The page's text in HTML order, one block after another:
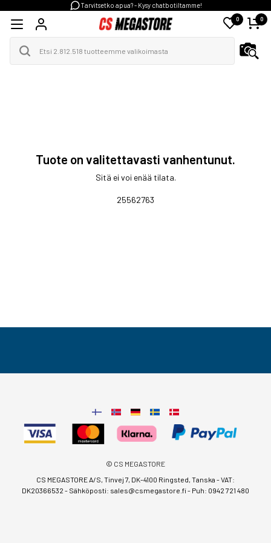
Tarvitsetko apua? - Kysy chatbotiltamme!
0 0
Tuote on valitettavasti vanhentunut.
Sitä ei voi enää tilata.
25562763
© CS MEGASTORE
CS MEGASTORE A/S, Tinvej 7, DK-4100 Ringsted, Tanska - VAT:
DK20366532 - Sähköposti: sales@csmegastore.fi- Puh: 0942 721 480